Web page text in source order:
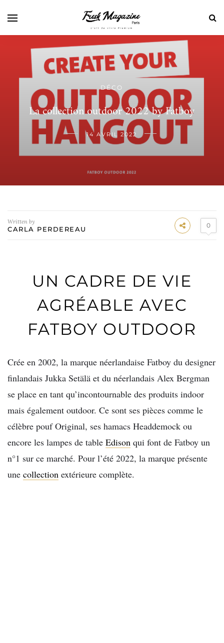
DÉCO
La collection outdoor 2022 by Fatboy
14 AVRIL 2022
Written by
CARLA PERDEREAU 0
UN CADRE DE VIE
AGRÉABLE AVEC
FATBOY OUTDOOR
Crée en 2002, la marque néerlandaise Fatboy du designer
finlandais Jukka Setälä et du néerlandais Alex Bergman
se place en tant qu’incontournable des produits indoor
mais également outdoor. Ce sont ses pièces comme le
célèbre pouf Original, ses hamacs Headdemock ou
encore les lampes de table Edison qui font de Fatboy un
n°1 sur ce marché. Pour l’été 2022, la marque présente
une collection extérieure complète.